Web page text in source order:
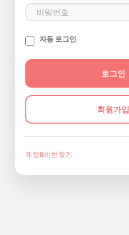
자동 로그인
회원가입
계정&비번찾기